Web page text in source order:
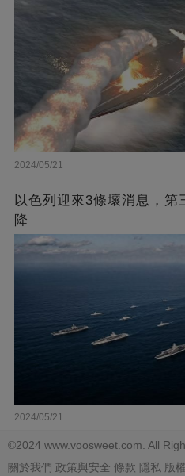
2024/05/21
以色列迎來3條壞消息，
降
2024/05/21
©2024 www.voosweet.com. All
關於我們 政策與安全 條款 隱私 版權